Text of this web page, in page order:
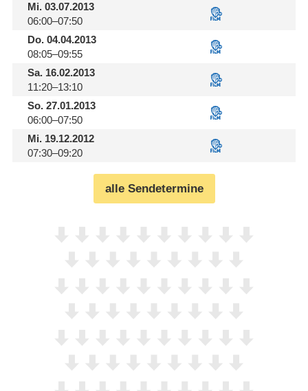
Mi.03.07.2013
06:00–07:50
Do.04.04.2013
08:05–09:55
Sa.16.02.2013
11:20–13:10
So.27.01.2013
06:00–07:50
Mi.19.12.2012
07:30–09:20
alle Sendetermine